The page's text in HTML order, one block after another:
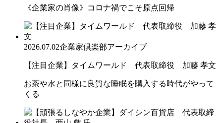
《企業家の肖像》コロナ禍でこそ原点回帰
2026.07.02企業家倶楽部アーカイブ
【注目企業】タイムワールド 代表取締役 加藤 孝文
お茶や水と同様に良質な睡眠を購入する時代がやって
くる